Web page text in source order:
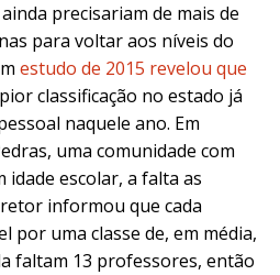
precisariam de mais de
para voltar aos níveis do
estudo de 2015 revelou que
classificação no estado já
naquele ano. Em
uma comunidade com
idade escolar, a falta as
informou que cada
por uma classe de, em média,
faltam 13 professores, então